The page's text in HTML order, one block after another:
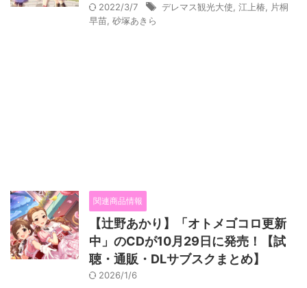
2022/3/7 デレマス観光大使 江上椿
片桐
早苗 砂塚あきら
関連商品情報
【辻野あかり】「オトメゴコロ更新
中」のCDが10月29日に発売！【試
聴・通販・DLサブスクまとめ】
2026/1/6